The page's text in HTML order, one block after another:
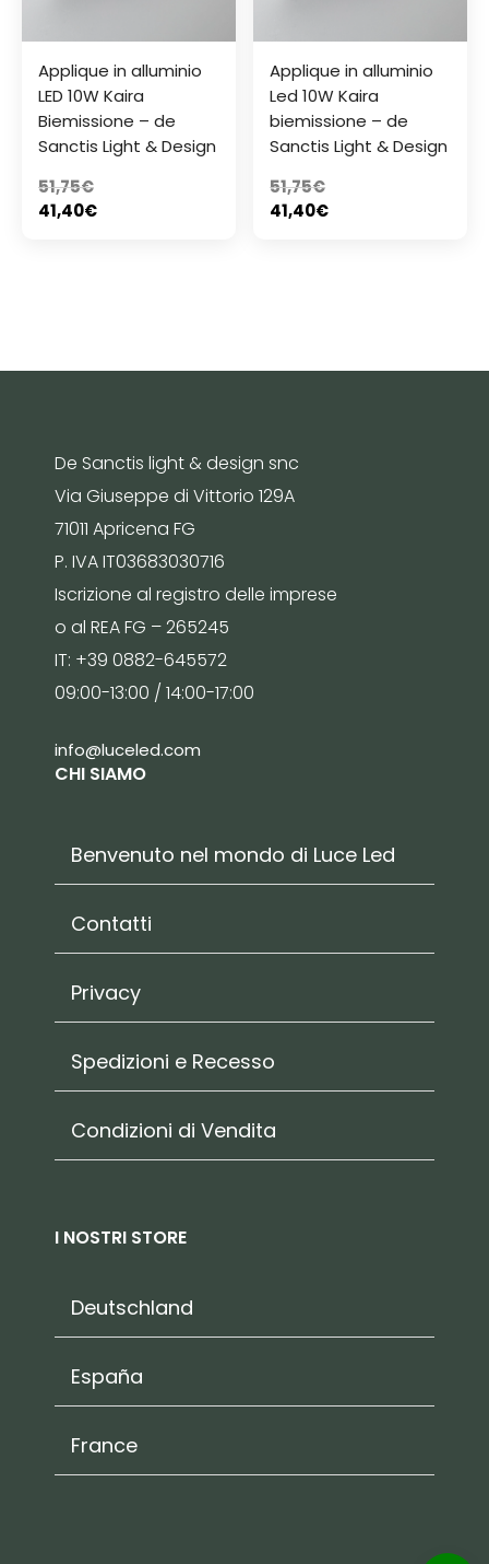
Applique in alluminio
LED 10W Kaira
Biemissione – de
Sanctis Light & Design
51,75€
41,40€
Applique in alluminio
Led 10W Kaira
biemissione – de
Sanctis Light & Design
51,75€
41,40€
De Sanctis light & design snc
Via Giuseppe di Vittorio 129A
71011 Apricena FG
P. IVA IT03683030716
Iscrizione al registro delle imprese
o al REA FG – 265245
IT: +39 0882-645572
09:00-13:00 / 14:00-17:00
info@luceled.com
CHI SIAMO
Benvenuto nel mondo di Luce Led
Contatti
Privacy
Spedizioni e Recesso
Condizioni di Vendita
I NOSTRI STORE
Deutschland
España
France